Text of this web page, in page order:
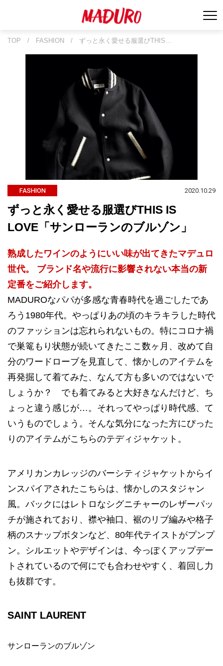
TOP / FASHION / ずっと永く愛せる服選びTHIS…
FASHION 2020.10.29
ずっと永く愛せる服選びTHIS IS
LOVE「サンローランのブルゾン」
熟成したワインのようにいい味が出てきたマデュロ
世代。 ブランド名や流行に影響されない本当の新
定番をご紹介します。
MADUROなパパが多感な青春時代を過ごしたであ
ろう1980年代。やっぱりあの頃のキラキラした時代
のファッションは忘れられないもの。特にコロナ禍
で巣篭もり状態が続いてきたここ数ヶ月、改めて自
分のワードローブを見直して、懐かしのアイテムを
再発掘して着てみた、なんて方も多いのではないで
しょうか？ でも着てみると大好きなんだけど、ち
ょっと違う感じが…。それってやっぱり時代感、て
いうものでしょう。そんな気分になった方にぴった
りのアイテムがこちらのテディジャケット。
アメリカンカレッジのバーシティジャケットからイ
ンスパイアされたこちらは、懐かしのスタジャン
風。バックにはレトロなシグニチャーのレザーパッ
チが施されており、襟や袖口、裾のリブ編みや格子
柄のスナップボタンなど、80年代テイストがプンプ
ン。シルエットやデザインは、今っぽくアップデー
トされているので何にでも合わせやすく、着回し力
も抜群です。
SAINT LAURENT
サンローランのブルゾン